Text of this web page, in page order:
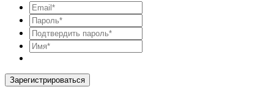
Зарегистрироваться